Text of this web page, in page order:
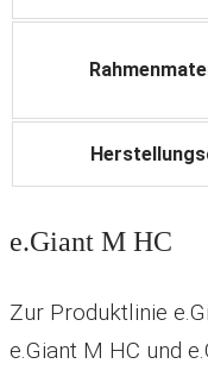
e.Giant M HC
Zur Produktlinie
e.Giant M HC und